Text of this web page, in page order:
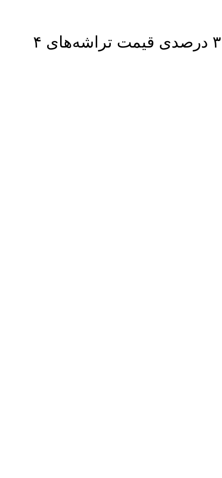
رکوردشکنی در ثبت سفارش TSMC آریزونا! هشدار درباره افزایش ۳۰ درصدی قیمت تراشه‌های ۴